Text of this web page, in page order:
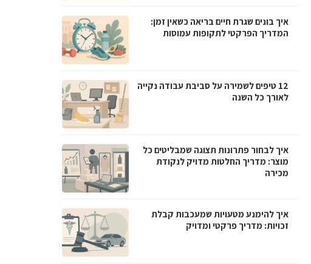
איך בונים שגרת חיים בריאה כשאין זמן:
המדריך הפרקטי לתקופות עמוסות
12 טיפים לשמירה על סביבת עבודה נקייה
לאורך כל השנה
איך לבחור פתרונות תצוגה שמבליטים כל
מוצר: מדריך החלטות מדויק לנקודת
מכירה
איך להימנע מטעויות שמעכבות קבלת
זכויות: מדריך פרקטי ומדויק